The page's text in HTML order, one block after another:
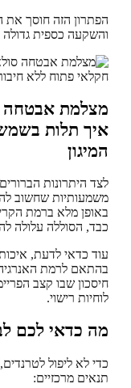
הפתרון הזה חוסך את
והשקעה כספית גדולה
מצלמת אבטחה
איך תלות
המיגון
לצד היתרונות
משמעותיות שחשוב
באופן מלא ברמת
כבד, הסוללה עלולה
עוד כדאי לדעת,
בהתאם לרמת
חיסכון שבו קצב
לוחיות רישוי.
מה כדאי לכם
כדי לא ליפול
תנאים מרכזיים: